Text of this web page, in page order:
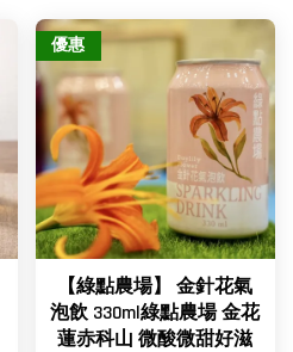
優惠
【綠點農場】 金針花氣
泡飲 330ml綠點農場 金花
蓮赤科山 微酸微甜好滋